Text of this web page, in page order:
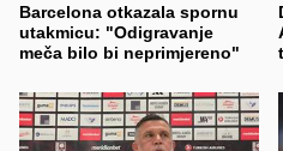
Barcelona otkazala spornu
utakmicu: "Odigravanje
meča bilo bi neprimjereno"